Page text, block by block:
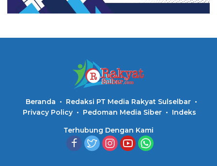
Beranda
Redaksi PT Media Rakyat Sulselbar
Privacy Policy
Pedoman Media Siber Indeks
Terhubung Dengan Kami